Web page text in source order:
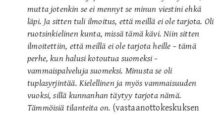
mutta jotenkin se ei mennyt se minun viestini ehkä
läpi. Ja sitten tuli ilmoitus, että meillä ei ole tarjota. Oli
ruotsinkielinen kunta, missä tämä kävi. Niin sitten
ilmoitettiin, että meillä ei ole tarjota heille – tämä
perhe, kun halusi kotoutua suomeksi –
vammaispalveluja suomeksi. Minusta se oli
tuplasyrjintää. Kielellinen ja myös vammaisuuden
vuoksi, sillä kunnanhan täytyy tarjota nämä.
Tämmöisiä tilanteita on. (vastaanottokeskuksen